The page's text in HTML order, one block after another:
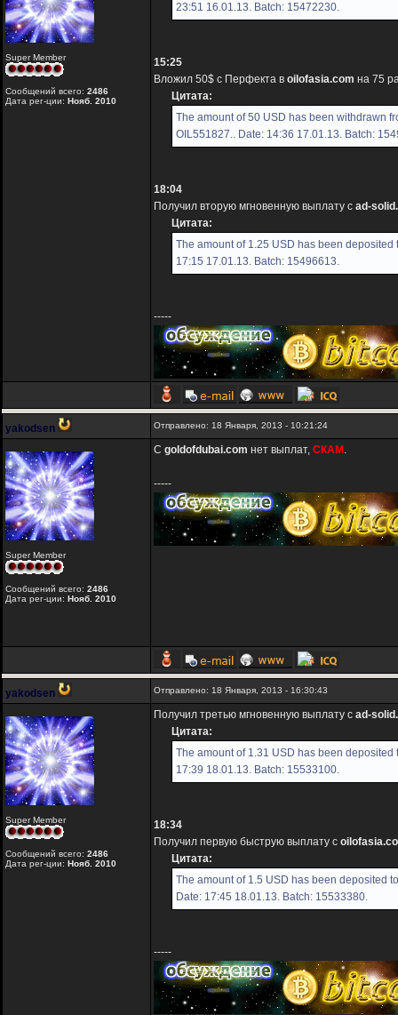
Super Member
Сообщений всего: 2486
Дата рег-ции: Нояб. 2010
23:51 16.01.13. Batch: 15472230.
15:25
Вложил 50$ с Перфекта в oilofasia.com на 75
Цитата:
The amount of 50 USD has been withdrawn
OIL551827.. Date: 14:36 17.01.13. Batch:
18:04
Получил вторую мгновенную выплату с ad-
Цитата:
The amount of 1.25 USD has been
17:15 17.01.13. Batch: 15496613.
-----
yakodsen Отправлено: 18 Января, 2013 - 10:21:24
Super Member
Сообщений всего: 2486
Дата рег-ции: Нояб. 2010
С goldofdubai.com нет выплат, СКАМ .
-----
yakodsen Отправлено: 18 Января, 2013 - 16:30:43
Super Member
Сообщений всего: 2486
Дата рег-ции: Нояб. 2010
Получил третью мгновенную выплату с ad-
Цитата:
The amount of 1.31 USD has been
17:39 18.01.13. Batch: 15533100.
18:34
Получил первую быструю выплату с
Цитата:
The amount of 1.5 USD has been deposited
Date: 17:45 18.01.13. Batch: 15533380.
-----